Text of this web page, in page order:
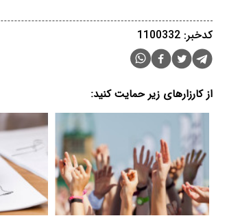
کدخبر: 1100332
از کارزارهای زیر حمایت کنید: